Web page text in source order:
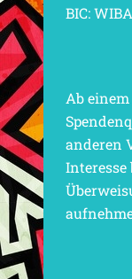
BIC:
Ab
anderen